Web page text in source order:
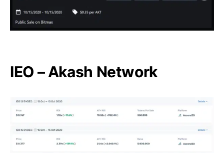
IEO – Akash Network